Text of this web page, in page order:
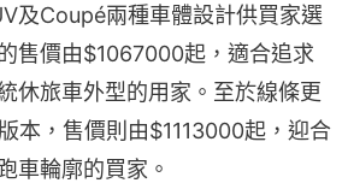
及Coupé兩種車體設計供買家選
售價由$1067000起，適合追求
休旅車外型的用家。至於線條更
本，售價則由$1113000起，迎合
車輪廓的買家。